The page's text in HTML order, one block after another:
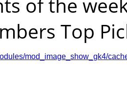
mod_image_show_gk4/
Top